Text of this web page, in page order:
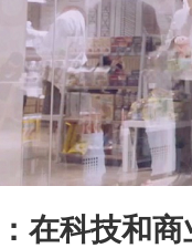
科技和商